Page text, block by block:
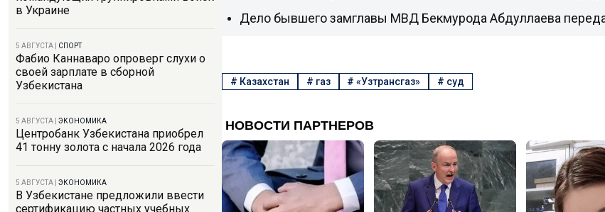
в Украине
5 АВГУСТА СПОРТ
Фабио Каннаваро опроверг слухи о
своей зарплате в сборной
Узбекистана
5 АВГУСТА ЭКОНОМИКА
Центробанк Узбекистана приобрел
41 тонну золота с начала 2026 года
5 АВГУСТА ЭКОНОМИКА
В Узбекистане предложили ввести
сертификацию частных учебных
Дело бывшего замглавы МВД Бекмурода Абдуллаева
# Казахстан # газ #«Узтрансгаз» # суд